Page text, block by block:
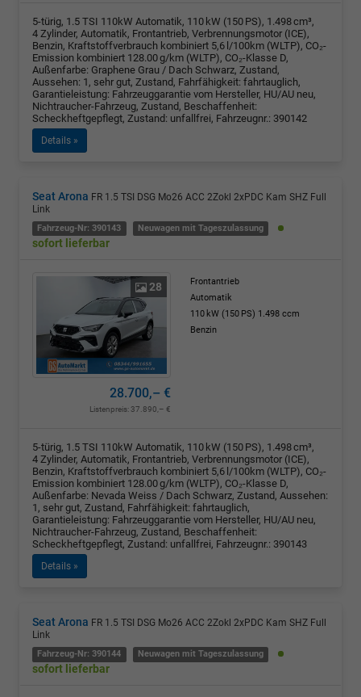
5-türig, 1.5 TSI 110kW Automatik, 110 kW (150 PS), 1.498 cm³,
4 Zylinder, Automatik, Frontantrieb, Verbrennungsmotor (ICE),
Benzin, Kraftstoffverbrauch kombiniert 5,6 l/100km (WLTP), CO₂-
Emission kombiniert 128.00 g/km (WLTP), CO₂-Klasse D,
Außenfarbe: Graphene Grau / Dach Schwarz, Zustand,
Aussehen: 1, sehr gut, Zustand, Fahrfähigkeit: fahrtauglich,
Garantieleistung: Fahrzeuggarantie vom Hersteller, HU/AU neu,
Nichtraucher-Fahrzeug, Zustand, Beschaffenheit:
Scheckheftgepflegt, Zustand: unfallfrei, Fahrzeugnr.: 390142
Details »
Seat Arona FR 1.5 TSI DSG Mo26 ACC 2Zokl 2xPDC Kam SHZ Full
Link
Fahrzeug-Nr: 390143 Neuwagen mit Tageszulassung
sofort lieferbar
28
Frontantrieb
Automatik
110 kW (150 PS) 1.498 ccm
Benzin
28.700,– €
Listenpreis:37.890,– €
5-türig, 1.5 TSI 110kW Automatik, 110 kW (150 PS), 1.498 cm³,
4 Zylinder, Automatik, Frontantrieb, Verbrennungsmotor (ICE),
Benzin, Kraftstoffverbrauch kombiniert 5,6 l/100km (WLTP), CO₂-
Emission kombiniert 128.00 g/km (WLTP), CO₂-Klasse D,
Außenfarbe: Nevada Weiss / Dach Schwarz, Zustand, Aussehen:
1, sehr gut, Zustand, Fahrfähigkeit: fahrtauglich,
Garantieleistung: Fahrzeuggarantie vom Hersteller, HU/AU neu,
Nichtraucher-Fahrzeug, Zustand, Beschaffenheit:
Scheckheftgepflegt, Zustand: unfallfrei, Fahrzeugnr.: 390143
Details »
Seat Arona FR 1.5 TSI DSG Mo26 ACC 2Zokl 2xPDC Kam SHZ Full
Link
Fahrzeug-Nr: 390144 Neuwagen mit Tageszulassung
sofort lieferbar